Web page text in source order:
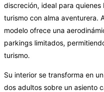
discreción, ideal para
turismo con alma aventurera.
modelo ofrece una
parkings limitados,
turismo.
Su interior se transforma en
dos adultos sobre un asiento